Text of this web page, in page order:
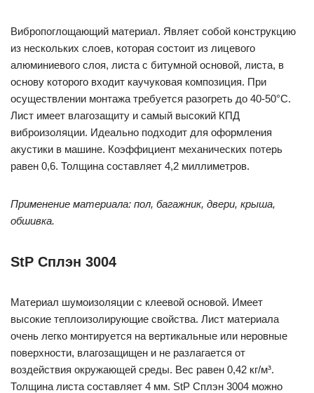
Вибропоглощающий материал. Являет собой конструкцию
из нескольких слоев, которая состоит из лицевого
алюминиевого слоя, листа с битумной основой, листа, в
основу которого входит каучуковая композиция. При
осуществлении монтажа требуется разогреть до 40-50°C.
Лист имеет влагозащиту и самый высокий КПД
виброизоляции. Идеально подходит для оформления
акустики в машине. Коэффициент механических потерь
равен 0,6. Толщина составляет 4,2 миллиметров.
Применение материала: пол, багажник, двери, крыша,
обшивка.
StP Сплэн 3004
Материал шумоизоляции с клеевой основой. Имеет
высокие теплоизолирующие свойства. Лист материала
очень легко монтируется на вертикальные или неровные
поверхности, влагозащищен и не разлагается от
воздействия окружающей среды. Вес равен 0,42 кг/м³.
Толщина листа составляет 4 мм. StP Сплэн 3004 можно